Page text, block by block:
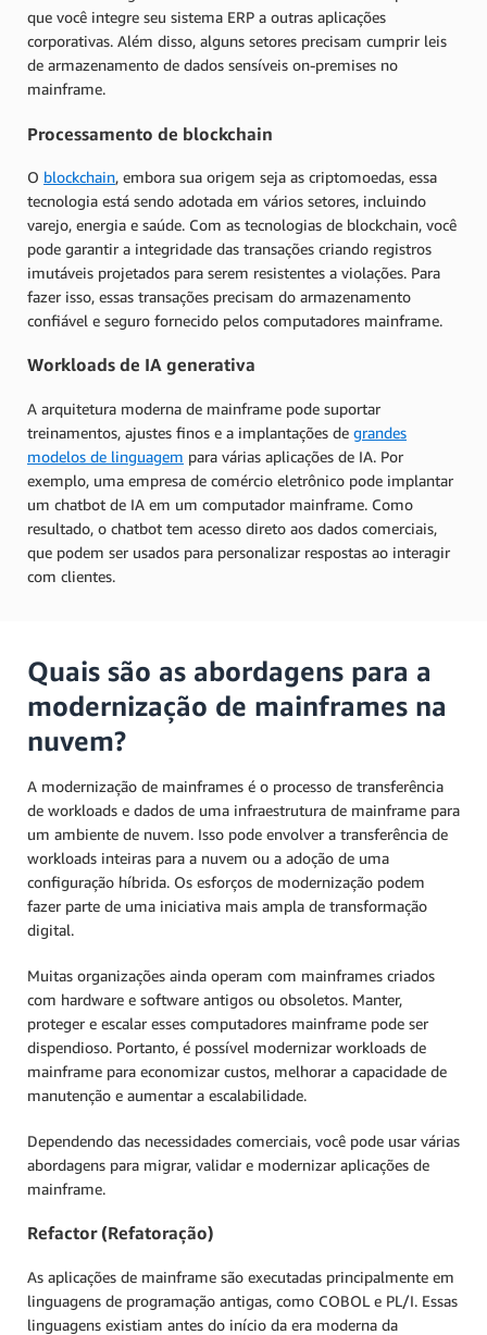
que você integre seu sistema ERP a outras aplicações
corporativas. Além disso, alguns setores precisam cumprir leis
de armazenamento de dados sensíveis on-premises no
mainframe.
Processamento de blockchain
O blockchain, embora sua origem seja as criptomoedas, essa
tecnologia está sendo adotada em vários setores, incluindo
varejo, energia e saúde. Com as tecnologias de blockchain, você
pode garantir a integridade das transações criando registros
imutáveis projetados para serem resistentes a violações. Para
fazer isso, essas transações precisam do armazenamento
confiável e seguro fornecido pelos computadores mainframe.
Workloads de IA generativa
A arquitetura moderna de mainframe pode suportar
treinamentos, ajustes finos e a implantações de grandes
modelos de linguagem para várias aplicações de IA. Por
exemplo, uma empresa de comércio eletrônico pode implantar
um chatbot de IA em um computador mainframe. Como
resultado, o chatbot tem acesso direto aos dados comerciais,
que podem ser usados para personalizar respostas ao interagir
com clientes.
Quais são as abordagens para a
modernização de mainframes na
nuvem?
A modernização de mainframes é o processo de transferência
de workloads e dados de uma infraestrutura de mainframe para
um ambiente de nuvem. Isso pode envolver a transferência de
workloads inteiras para a nuvem ou a adoção de uma
configuração híbrida. Os esforços de modernização podem
fazer parte de uma iniciativa mais ampla de transformação
digital.
Muitas organizações ainda operam com mainframes criados
com hardware e software antigos ou obsoletos. Manter,
proteger e escalar esses computadores mainframe pode ser
dispendioso. Portanto, é possível modernizar workloads de
mainframe para economizar custos, melhorar a capacidade de
manutenção e aumentar a escalabilidade.
Dependendo das necessidades comerciais, você pode usar várias
abordagens para migrar, validar e modernizar aplicações de
mainframe.
Refactor (Refatoração)
As aplicações de mainframe são executadas principalmente em
linguagens de programação antigas, como COBOL e PL/I. Essas
linguagens existiam antes do início da era moderna da